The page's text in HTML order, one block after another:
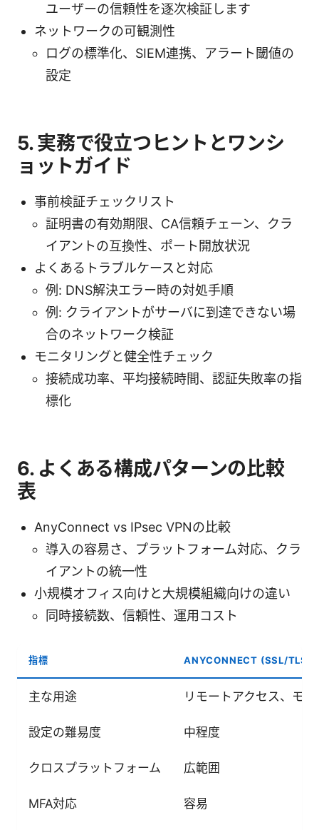
ユーザーの信頼性を逐次検証します
ネットワークの可観測性
ログの標準化、SIEM連携、アラート閾値の
設定
5. 実務で役立つヒントとワンシ
ョットガイド
事前検証チェックリスト
証明書の有効期限、CA信頼チェーン、クラ
イアントの互換性、ポート開放状況
よくあるトラブルケースと対応
例: DNS解決エラー時の対処手順
例: クライアントがサーバに到達できない場
合のネットワーク検証
モニタリングと健全性チェック
接続成功率、平均接続時間、認証失敗率の指
標化
6. よくある構成パターンの比較
表
AnyConnect vs IPsec VPNの比較
導入の容易さ、プラットフォーム対応、クラ
イアントの統一性
小規模オフィス向けと大規模組織向けの違い
同時接続数、信頼性、運用コスト
指標 ANYCONNECT (SSL/TLS)
主な用途 リモートアクセス、モ
設定の難易度 中程度
クロスプラットフォーム 広範囲
MFA対応 容易